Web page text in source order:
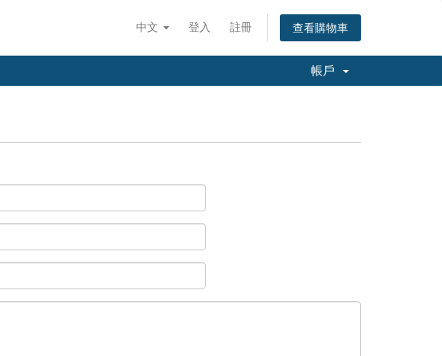
中文 登入 註冊 查看購物車
帳戶